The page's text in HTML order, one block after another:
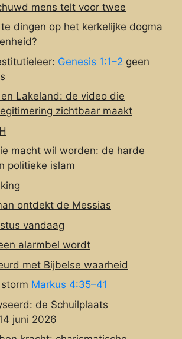
mens telt voor twee
dingen op het kerkelijke dogma
Genesis 1:1–2 geen
Lakeland: de video die
zichtbaar maakt
macht wil worden: de harde
politieke islam
ontdekt de Messias
vandaag
alarmbel wordt
met Bijbelse waarheid
Markus 4:35–41
de Schuilplaats
juni 2026